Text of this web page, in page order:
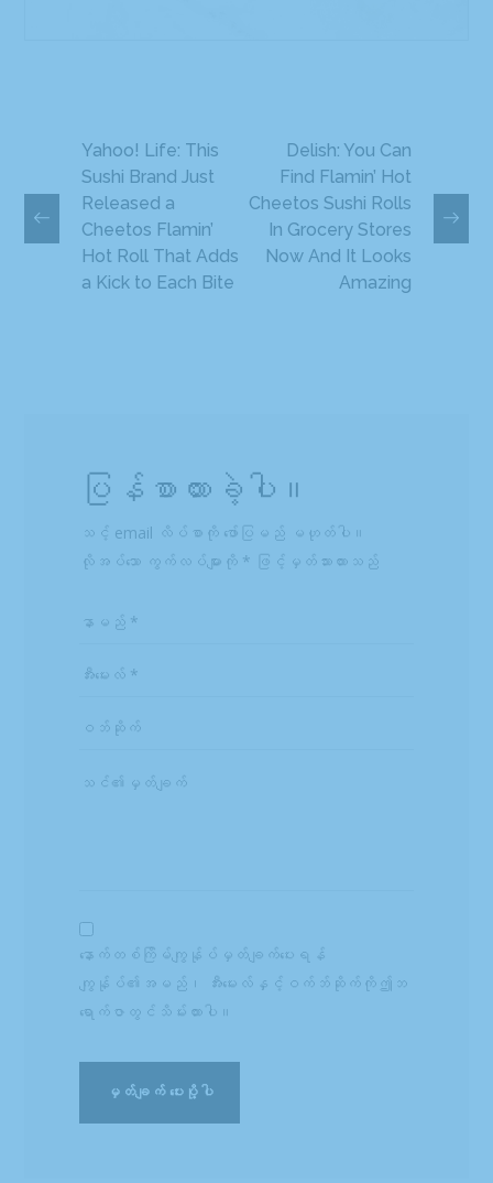
Yahoo! Life: This
Sushi Brand Just
Released a
Cheetos Flamin’
Hot Roll That Adds
a Kick to Each Bite
Delish: You Can
Find Flamin’ Hot
Cheetos Sushi Rolls
In Grocery Stores
Now And It Looks
Amazing
ပြန်စာထားခဲ့ပါ။
သင့် email လိပ်စာကို ဖော်ပြမည် မဟုတ်ပါ။
လိုအပ်သော ကွက်လပ်များကို * ဖြင့်မှတ်သားထားသည်
နောက်တစ်ကြိမ်ကျွန်ုပ်မှတ်ချက်ပေးရန်
ကျွန်ုပ်၏အမည်၊ အီးမေးလ်နှင့်ဝက်ဘ်ဆိုက်ကိုဤဘ
ရောက်ဇာတွင်သိမ်းထားပါ။